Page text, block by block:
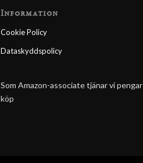
Information
Cookie Policy
Dataskyddspolicy
Som Amazon-associate tjänar vi
köp